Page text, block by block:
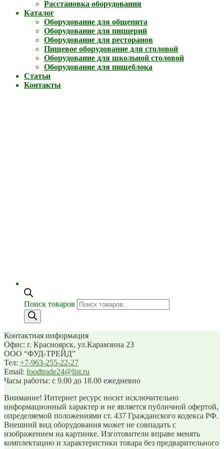
Расстановка оборудования
Каталог
Оборудование для общепита
Оборудование для пиццерий
Оборудование для ресторанов
Пищевое оборудование для столовой
Оборудование для школьной столовой
Оборудование для пищеблока
Статьи
Контакты
Поиск товаров
Контактная информация
Офис: г. Красноярск, ул.Карамзина 23
ООО “ФУД-ТРЕЙД”
Тел: +7-963-255-22-27
Email: foodtrade24@list.ru
Часы работы: с 9.00 до 18.00 ежедневно
Внимание! Интернет ресурс носит исключительно
информационный характер и не является публичной офертой,
определяемой положениями ст. 437 Гражданского кодекса РФ.
Внешний вид оборудования может не совпадать с
изображением на картинке. Изготовители вправе менять
комплектацию и характеристики товара без предварительного